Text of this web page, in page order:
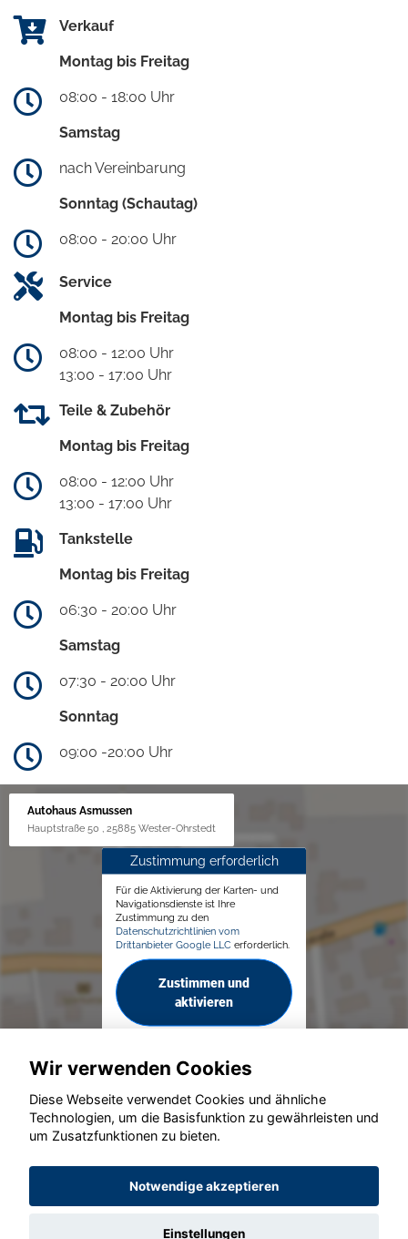
Verkauf
Montag bis Freitag
08:00 - 18:00 Uhr
Samstag
nach Vereinbarung
Sonntag (Schautag)
08:00 - 20:00 Uhr
Service
Montag bis Freitag
08:00 - 12:00 Uhr
13:00 - 17:00 Uhr
Teile & Zubehör
Montag bis Freitag
08:00 - 12:00 Uhr
13:00 - 17:00 Uhr
Tankstelle
Montag bis Freitag
06:30 - 20:00 Uhr
Samstag
07:30 - 20:00 Uhr
Sonntag
09:00 -20:00 Uhr
Autohaus Asmussen
Hauptstraße 50 , 25885 Wester-Ohrstedt
Zustimmung erforderlich
Für die Aktivierung der Karten- und
Navigationsdienste ist Ihre
Zustimmung zu den
Datenschutzrichtlinien vom
Drittanbieter Google LLC erforderlich.
Zustimmen und
aktivieren
© konjunkturmotor.de GmbH 2020 - 2026
Wir verwenden Cookies
Diese Webseite verwendet Cookies und ähnliche
Technologien, um die Basisfunktion zu gewährleisten und
um Zusatzfunktionen zu bieten.
Notwendige akzeptieren
Einstellungen